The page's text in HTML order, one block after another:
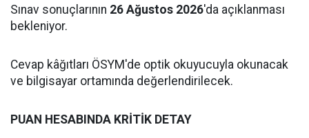
Sınav sonuçlarının 26 Ağustos 2026'da açıklanması
bekleniyor.
Cevap kâğıtları ÖSYM'de optik okuyucuyla okunacak
ve bilgisayar ortamında değerlendirilecek.
PUAN HESABINDA KRİTİK DETAY